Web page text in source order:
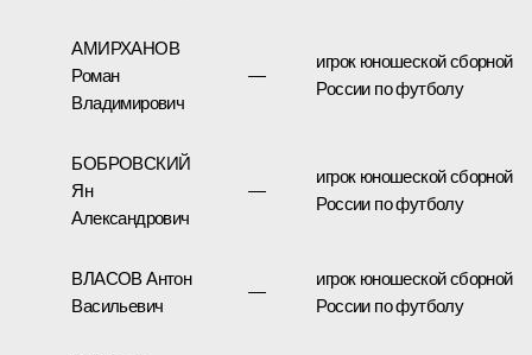
АМИРХАНОВ
Роман
Владимирович
—
игрок юношеской сборной
России по футболу
БОБРОВСКИЙ
Ян
Александрович
—
игрок юношеской сборной
России по футболу
ВЛАСОВ Антон
Васильевич
—
игрок юношеской сборной
России по футболу